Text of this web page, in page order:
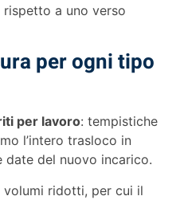
a uno verso
per ogni tipo
per lavoro: tempistiche
l’intero trasloco in
del nuovo incarico.
volumi ridotti, per cui il